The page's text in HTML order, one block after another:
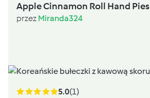
Apple Cinnamon Roll Hand Pies
przez Miranda324
5.0(1)